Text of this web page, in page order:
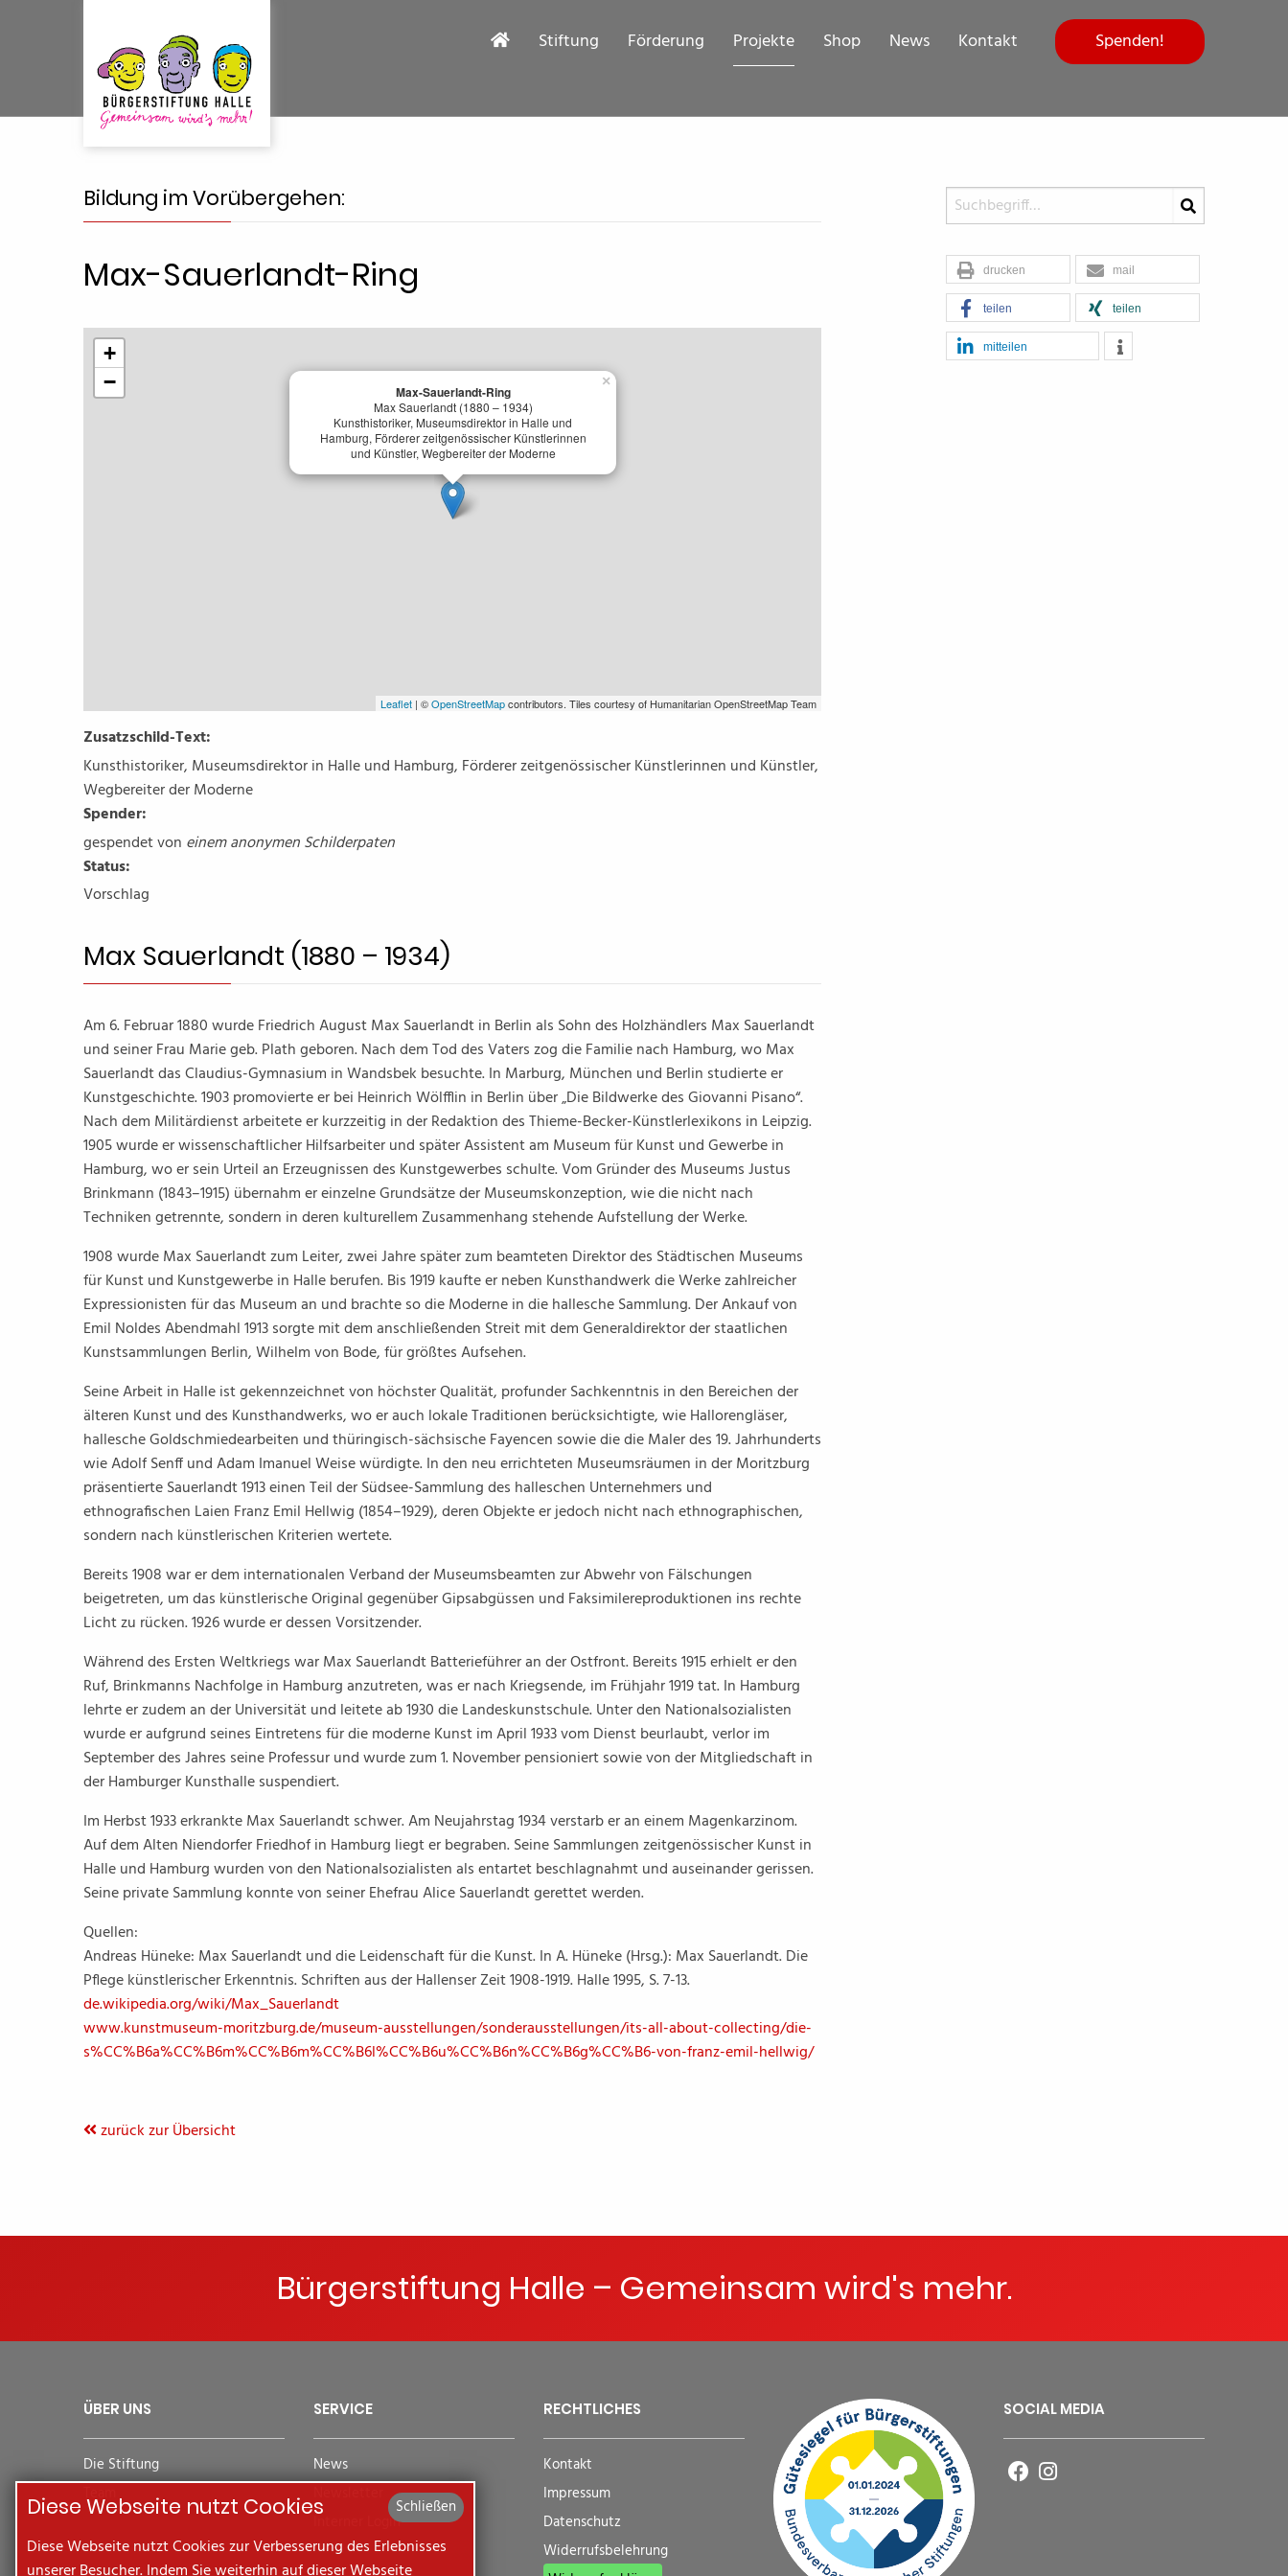
Spenden!
Stiftung Förderung Projekte Shop News Kontakt
Bildung im Vorübergehen:
Max-Sauerlandt-Ring
Max-Sauerlandt-Ring
Max Sauerlandt (1880 – 1934)
Kunsthistoriker, Museumsdirektor in Halle und
Hamburg, Förderer zeitgenössischer Künstlerinnen
und Künstler, Wegbereiter der Moderne
×
+
−
Leaflet | ©OpenStreetMapcontributors. Tiles courtesy of Humanitarian OpenStreetMap Team
Zusatzschild-Text:
Kunsthistoriker, Museumsdirektor in Halle und Hamburg, Förderer zeitgenössischer Künstlerinnen und Künstler,
Wegbereiter der Moderne
Spender:
gespendet von einem anonymen Schilderpaten
Status:
Vorschlag
Max Sauerlandt (1880 – 1934)
Am 6. Februar 1880 wurde Friedrich August Max Sauerlandt in Berlin als Sohn des Holzhändlers Max Sauerlandt
und seiner Frau Marie geb. Plath geboren. Nach dem Tod des Vaters zog die Familie nach Hamburg, wo Max
Sauerlandt das Claudius-Gymnasium in Wandsbek besuchte. In Marburg, München und Berlin studierte er
Kunstgeschichte. 1903 promovierte er bei Heinrich Wölfflin in Berlin über „Die Bildwerke des Giovanni Pisano“.
Nach dem Militärdienst arbeitete er kurzzeitig in der Redaktion des Thieme-Becker-Künstlerlexikons in Leipzig.
1905 wurde er wissenschaftlicher Hilfsarbeiter und später Assistent am Museum für Kunst und Gewerbe in
Hamburg, wo er sein Urteil an Erzeugnissen des Kunstgewerbes schulte. Vom Gründer des Museums Justus
Brinkmann (1843–1915) übernahm er einzelne Grundsätze der Museumskonzeption, wie die nicht nach
Techniken getrennte, sondern in deren kulturellem Zusammenhang stehende Aufstellung der Werke.
1908 wurde Max Sauerlandt zum Leiter, zwei Jahre später zum beamteten Direktor des Städtischen Museums
für Kunst und Kunstgewerbe in Halle berufen. Bis 1919 kaufte er neben Kunsthandwerk die Werke zahlreicher
Expressionisten für das Museum an und brachte so die Moderne in die hallesche Sammlung. Der Ankauf von
Emil Noldes Abendmahl 1913 sorgte mit dem anschließenden Streit mit dem Generaldirektor der staatlichen
Kunstsammlungen Berlin, Wilhelm von Bode, für größtes Aufsehen.
Seine Arbeit in Halle ist gekennzeichnet von höchster Qualität, profunder Sachkenntnis in den Bereichen der
älteren Kunst und des Kunsthandwerks, wo er auch lokale Traditionen berücksichtigte, wie Hallorengläser,
hallesche Goldschmiedearbeiten und thüringisch-sächsische Fayencen sowie die die Maler des 19. Jahrhunderts
wie Adolf Senff und Adam Imanuel Weise würdigte. In den neu errichteten Museumsräumen in der Moritzburg
präsentierte Sauerlandt 1913 einen Teil der Südsee-Sammlung des halleschen Unternehmers und
ethnografischen Laien Franz Emil Hellwig (1854–1929), deren Objekte er jedoch nicht nach ethnographischen,
sondern nach künstlerischen Kriterien wertete.
Bereits 1908 war er dem internationalen Verband der Museumsbeamten zur Abwehr von Fälschungen
beigetreten, um das künstlerische Original gegenüber Gipsabgüssen und Faksimilereproduktionen ins rechte
Licht zu rücken. 1926 wurde er dessen Vorsitzender.
Während des Ersten Weltkriegs war Max Sauerlandt Batterieführer an der Ostfront. Bereits 1915 erhielt er den
Ruf, Brinkmanns Nachfolge in Hamburg anzutreten, was er nach Kriegsende, im Frühjahr 1919 tat. In Hamburg
lehrte er zudem an der Universität und leitete ab 1930 die Landeskunstschule. Unter den Nationalsozialisten
wurde er aufgrund seines Eintretens für die moderne Kunst im April 1933 vom Dienst beurlaubt, verlor im
September des Jahres seine Professur und wurde zum 1. November pensioniert sowie von der Mitgliedschaft in
der Hamburger Kunsthalle suspendiert.
Im Herbst 1933 erkrankte Max Sauerlandt schwer. Am Neujahrstag 1934 verstarb er an einem Magenkarzinom.
Auf dem Alten Niendorfer Friedhof in Hamburg liegt er begraben. Seine Sammlungen zeitgenössischer Kunst in
Halle und Hamburg wurden von den Nationalsozialisten als entartet beschlagnahmt und auseinander gerissen.
Seine private Sammlung konnte von seiner Ehefrau Alice Sauerlandt gerettet werden.
Quellen:
Andreas Hüneke: Max Sauerlandt und die Leidenschaft für die Kunst. In A. Hüneke (Hrsg.): Max Sauerlandt. Die
Pflege künstlerischer Erkenntnis. Schriften aus der Hallenser Zeit 1908-1919. Halle 1995, S. 7-13.
de.wikipedia.org/wiki/Max_Sauerlandt
www.kunstmuseum-moritzburg.de/museum-ausstellungen/sonderausstellungen/its-all-about-collecting/die-
s%CC%B6a%CC%B6m%CC%B6m%CC%B6l%CC%B6u%CC%B6n%CC%B6g%CC%B6-von-franz-emil-hellwig/
zurück zur Übersicht
drucken mail
teilen teilen
mitteilen
Bürgerstiftung Halle – Gemeinsam wird's mehr.
ÜBER UNS
Die Stiftung
Team
SERVICE
News
Interner Login
RECHTLICHES
Kontakt
Impressum
Datenschutz
Widerrufsbelehrung
SOCIAL MEDIA
Schließen
Diese Webseite nutzt Cookies
Diese Webseite nutzt Cookies zur Verbesserung des Erlebnisses